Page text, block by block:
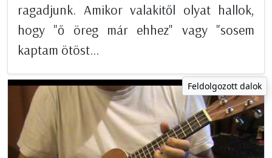
ragadjunk. Amikor valakitől olyat hallok,
hogy "ő öreg már ehhez" vagy "sosem
kaptam ötöst...
Feldolgozott dalok